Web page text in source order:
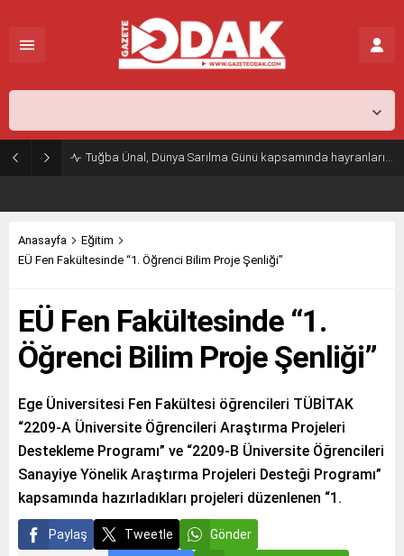
Tuğba Ünal, Dünya Sarılma Günü kapsamında hayranlarıyla buluştu
Anasayfa
Eğitim
EÜ Fen Fakültesinde “1. Öğrenci Bilim Proje Şenliği”
EÜ Fen Fakültesinde “1.
Öğrenci Bilim Proje Şenliği”
Ege Üniversitesi Fen Fakültesi öğrencileri TÜBİTAK
“2209-A Üniversite Öğrencileri Araştırma Projeleri
Destekleme Programı” ve “2209-B Üniversite Öğrencileri
Sanayiye Yönelik Araştırma Projeleri Desteği Programı”
kapsamında hazırladıkları projeleri düzenlenen “1.
Paylaş Tweetle Gönder